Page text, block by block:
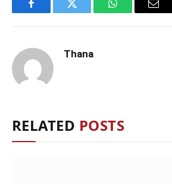
FacebookTwitter WhatsApp
Thana
RELATED POSTS